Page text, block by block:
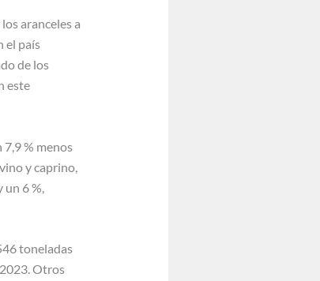
aranceles a
el país
de los
este
% menos
y caprino,
6 %,
toneladas
Otros